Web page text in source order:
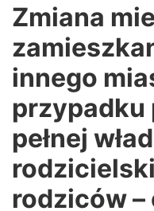
Zmiana
innego
przypadku
pełnej
rodziców –